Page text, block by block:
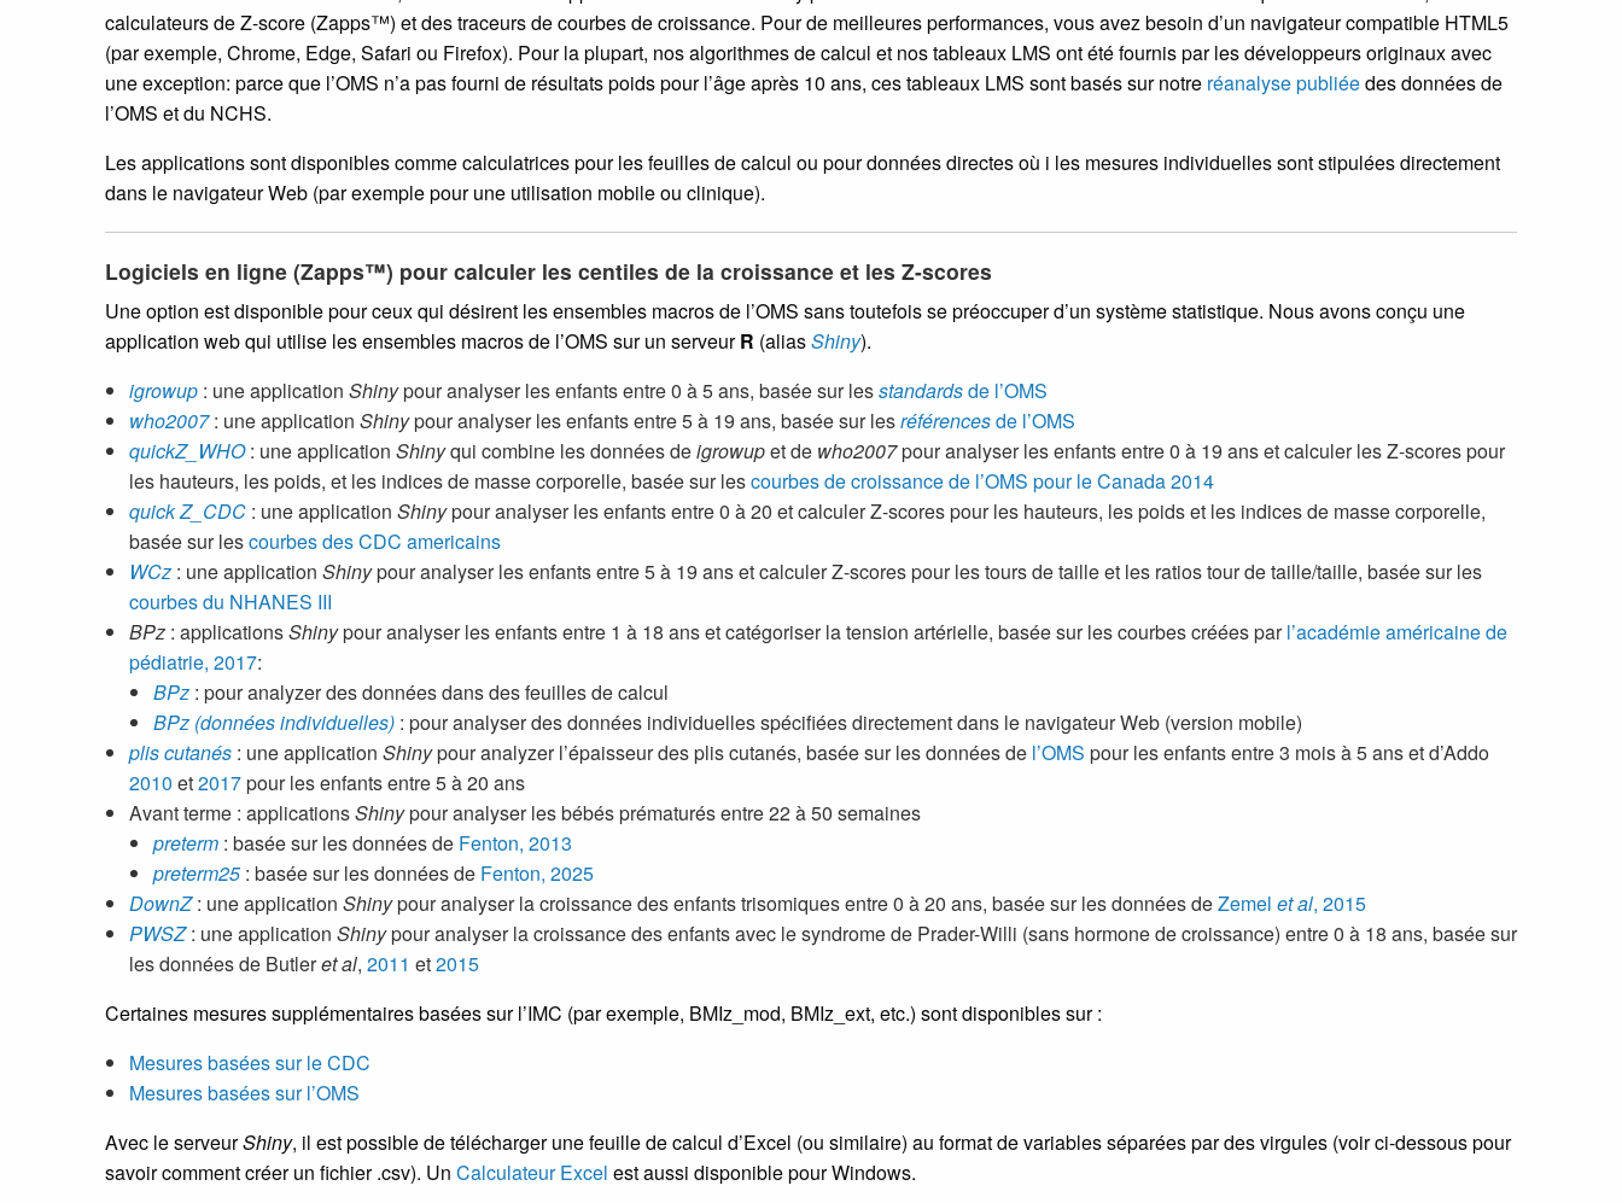
calculateurs de Z-score (Zapps™) et des traceurs de courbes de croissance. Pour de meilleures performances, vous avez besoin d’un navigateur compatible HTML5
(par exemple, Chrome, Edge, Safari ou Firefox). Pour la plupart, nos algorithmes de calcul et nos tableaux LMS ont été fournis par les développeurs originaux avec
une exception: parce que l’OMS n’a pas fourni de résultats poids pour l’âge après 10 ans, ces tableaux LMS sont basés sur notre réanalyse publiéedes données de
l’OMS et du NCHS.
Les applications sont disponibles comme calculatrices pour les feuilles de calcul ou pour données directes où i les mesures individuelles sont stipulées directement
dans le navigateur Web (par exemple pour une utilisation mobile ou clinique).
Logiciels en ligne (Zapps™) pour calculer les centiles de la croissance et les Z-scores
Une option est disponible pour ceux qui désirent les ensembles macros de l’OMS sans toutefois se préoccuper d’un système statistique. Nous avons conçu une
application web qui utilise les ensembles macros de l’OMS sur un serveurR (aliasShiny).
igrowup : une application Shinypour analyser les enfants entre 0 à 5 ans, basée sur lesstandardsde l’OMS
who2007: une application Shinypour analyser les enfants entre 5 à 19 ans, basée sur lesréférencesde l’OMS
quickZ_WHO: une application Shinyqui combine les données deigrowupet de who2007pour analyser les enfants entre 0 à 19 ans et calculer les Z-scores pour
les hauteurs, les poids, et les indices de masse corporelle, basée sur lescourbes de croissance de l’OMS pour le Canada 2014
quick Z_CDC : une application Shinypour analyser les enfants entre 0 à 20 et calculer Z-scores pour les hauteurs, les poids et les indices de masse corporelle,
basée sur lescourbes des CDC americains
WCz : une application Shinypour analyser les enfants entre 5 à 19 ans et calculer Z-scores pour les tours de taille et les ratios tour de taille/taille, basée sur les
courbes du NHANES III
BPz : applicationsShinypour analyser les enfants entre 1 à 18 ans et catégoriser la tension artérielle, basée sur les courbes créées parl’académie américaine de
pédiatrie, 2017:
BPz : pour analyzer des données dans des feuilles de calcul
BPz (données individuelles) : pour analyser des données individuelles spécifiées directement dans le navigateur Web (version mobile)
plis cutanés : une application Shinypour analyzer l’épaisseur des plis cutanés, basée sur les données de l’OMS pour les enfants entre 3 mois à 5 ans et d’Addo
2010 et2017pour les enfants entre 5 à 20 ans
Avant terme : applicationsShinypour analyser les bébés prématurés entre 22 à 50 semaines
preterm : basée sur les données de Fenton, 2013
preterm25: basée sur les données de Fenton, 2025
DownZ: une application Shinypour analyser la croissance des enfants trisomiques entre 0 à 20 ans, basée sur les données deZemel et al, 2015
PWSZ: une application Shinypour analyser la croissance des enfants avec le syndrome de Prader-Willi (sans hormone de croissance) entre 0 à 18 ans, basée sur
les données de Butleret al, 2011 et2015
Certaines mesures supplémentaires basées sur l’IMC (par exemple, BMIz_mod, BMIz_ext, etc.) sont disponibles sur :
Mesures basées sur le CDC
Mesures basées sur l’OMS
Avec le serveurShiny, il est possible de télécharger une feuille de calcul d’Excel (ou similaire) au format de variables séparées par des virgules (voir ci-dessous pour
savoir comment créer un fichier .csv). Un Calculateur Excel est aussi disponible pour Windows.